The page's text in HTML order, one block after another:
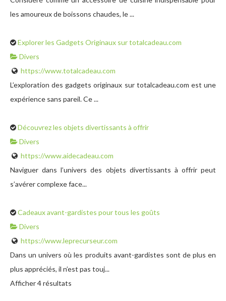
les amoureux de boissons chaudes, le ...
Explorer les Gadgets Originaux sur totalcadeau.com
Divers
https://www.totalcadeau.com
L’exploration des gadgets originaux sur totalcadeau.com est une
expérience sans pareil. Ce ...
Découvrez les objets divertissants à offrir
Divers
https://www.aidecadeau.com
Naviguer dans l’univers des objets divertissants à offrir peut
s’avérer complexe face...
Cadeaux avant-gardistes pour tous les goûts
Divers
https://www.leprecurseur.com
Dans un univers où les produits avant-gardistes sont de plus en
plus appréciés, il n’est pas touj...
Afficher 4 résultats